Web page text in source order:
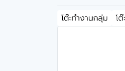
โต๊ะทำงานกลุ่ม โ